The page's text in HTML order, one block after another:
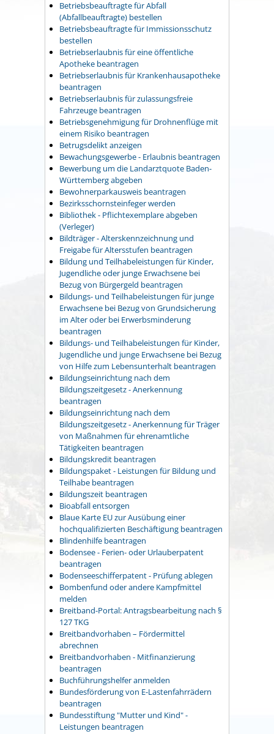
Betriebsbeauftragte für Abfall
(Abfallbeauftragte) bestellen
Betriebsbeauftragte für Immissionsschutz
bestellen
Betriebserlaubnis für eine öffentliche
Apotheke beantragen
Betriebserlaubnis für Krankenhausapotheke
beantragen
Betriebserlaubnis für zulassungsfreie
Fahrzeuge beantragen
Betriebsgenehmigung für Drohnenflüge mit
einem Risiko beantragen
Betrugsdelikt anzeigen
Bewachungsgewerbe - Erlaubnis beantragen
Bewerbung um die Landarztquote Baden-
Württemberg abgeben
Bewohnerparkausweis beantragen
Bezirksschornsteinfeger werden
Bibliothek - Pflichtexemplare abgeben
(Verleger)
Bildträger - Alterskennzeichnung und
Freigabe für Altersstufen beantragen
Bildung und Teilhabeleistungen für Kinder,
Jugendliche oder junge Erwachsene bei
Bezug von Bürgergeld beantragen
Bildungs- und Teilhabeleistungen für junge
Erwachsene bei Bezug von Grundsicherung
im Alter oder bei Erwerbsminderung
beantragen
Bildungs- und Teilhabeleistungen für Kinder,
Jugendliche und junge Erwachsene bei Bezug
von Hilfe zum Lebensunterhalt beantragen
Bildungseinrichtung nach dem
Bildungszeitgesetz - Anerkennung
beantragen
Bildungseinrichtung nach dem
Bildungszeitgesetz - Anerkennung für Träger
von Maßnahmen für ehrenamtliche
Tätigkeiten beantragen
Bildungskredit beantragen
Bildungspaket - Leistungen für Bildung und
Teilhabe beantragen
Bildungszeit beantragen
Bioabfall entsorgen
Blaue Karte EU zur Ausübung einer
hochqualifizierten Beschäftigung beantragen
Blindenhilfe beantragen
Bodensee - Ferien- oder Urlauberpatent
beantragen
Bodenseeschifferpatent - Prüfung ablegen
Bombenfund oder andere Kampfmittel
melden
Breitband-Portal: Antragsbearbeitung nach §
127 TKG
Breitbandvorhaben – Fördermittel
abrechnen
Breitbandvorhaben - Mitfinanzierung
beantragen
Buchführungshelfer anmelden
Bundesförderung von E-Lastenfahrrädern
beantragen
Bundesstiftung "Mutter und Kind" -
Leistungen beantragen